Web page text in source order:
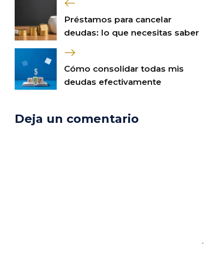
Préstamos para cancelar
deudas: lo que necesitas saber
Cómo consolidar todas mis
deudas efectivamente
Deja un comentario